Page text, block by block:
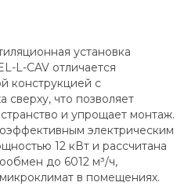
установка
L-CAV отличается
конструкцией с
сверху, что позволяет
и упрощает монтаж.
электрическим
12 кВт и рассчитана
до 6012 м³/ч,
в помещениях.